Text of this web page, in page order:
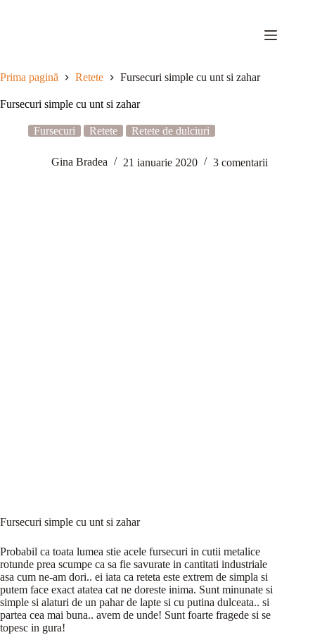
Prima pagină Retete Fursecuri simple cu unt si zahar
Fursecuri simple cu unt si zahar
Fursecuri Retete Retete de dulciuri
Gina Bradea 21 ianuarie 2020 3 comentarii
Fursecuri simple cu unt si zahar
Probabil ca toata lumea stie acele fursecuri in cutii metalice
rotunde prea scumpe ca sa fie savurate in cantitati industriale
asa cum ne-am dori.. ei iata ca reteta este extrem de simpla si
putem face exact atatea cat ne doreste inima. Sunt minunate si
simple si alaturi de un pahar de lapte si cu putina dulceata.. si
partea cea mai buna.. avem de unde! Sunt foarte fragede si se
topesc in gura!